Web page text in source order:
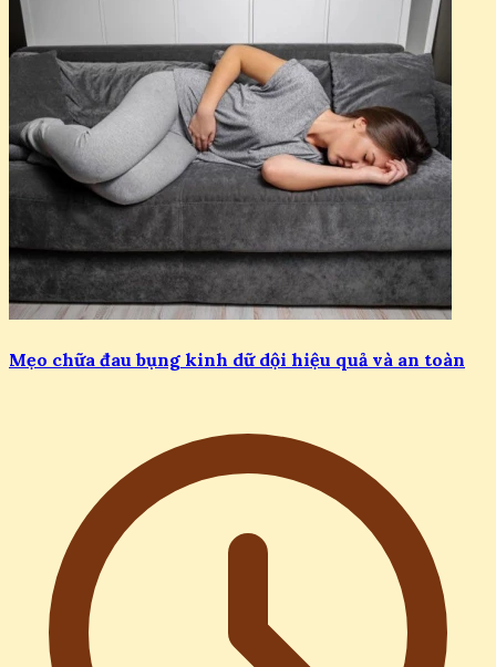
Mẹo chữa đau bụng kinh dữ dội hiệu quả và an toàn